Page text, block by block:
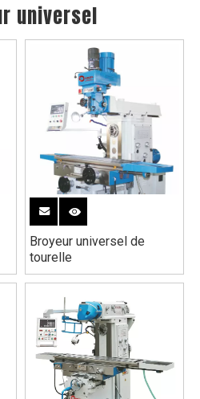
universel
Broyeur universel de
tourelle